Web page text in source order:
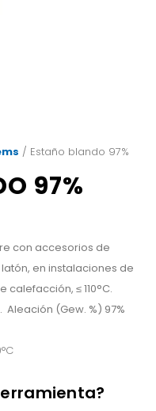
/ Estaño blando 97%
97%
con accesorios de
en instalaciones de
≤ 110°C.
Aleación (Gew. %) 97%